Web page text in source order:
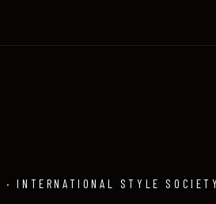
INTERNATIONAL STYLE SOCIETY